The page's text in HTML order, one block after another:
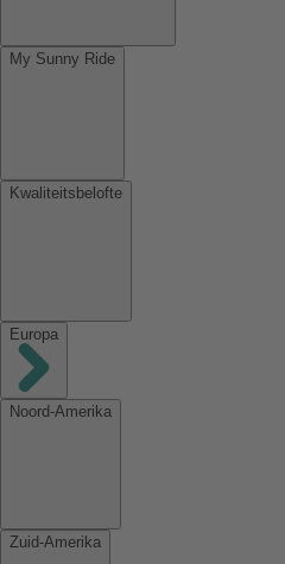
My Sunny Ride
Kwaliteitsbelofte
Europa
Noord-Amerika
Zuid-Amerika